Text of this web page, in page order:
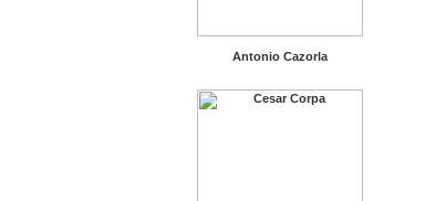
Antonio Cazorla